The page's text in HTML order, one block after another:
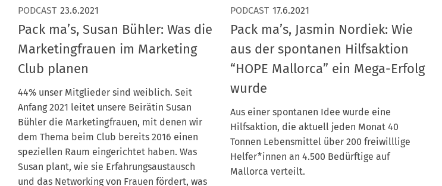
PODCAST 23.6.2021
Pack ma’s, Susan Bühler: Was die
Marketingfrauen im Marketing
Club planen
44% unser Mitglieder sind weiblich. Seit
Anfang 2021 leitet unsere Beirätin Susan
Bühler die Marketingfrauen, mit denen wir
dem Thema beim Club bereits 2016 einen
speziellen Raum eingerichtet haben. Was
Susan plant, wie sie Erfahrungsaustausch
und das Networking von Frauen fördert, was
PODCAST 17.6.2021
Pack ma’s, Jasmin Nordiek: Wie
aus der spontanen Hilfsaktion
“HOPE Mallorca” ein Mega-Erfolg
wurde
Aus einer spontanen Idee wurde eine
Hilfsaktion, die aktuell jeden Monat 40
Tonnen Lebensmittel über 200 freiwilllige
Helfer*innen an 4.500 Bedürftige auf
Mallorca verteilt.